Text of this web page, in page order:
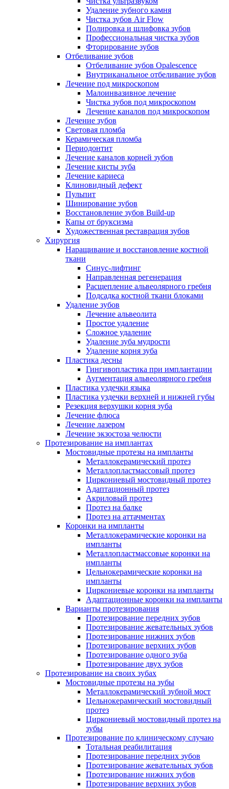
Удаление зубного камня
Чистка зубов Air Flow
Полировка и шлифовка зубов
Профессиональная чистка зубов
Фторирование зубов
Отбеливание зубов
Отбеливание зубов Opalescence
Внутриканальное отбеливание зубов
Лечение под микроскопом
Малоинвазивное лечение
Чистка зубов под микроскопом
Лечение каналов под микроскопом
Лечение зубов
Световая пломба
Керамическая пломба
Периодонтит
Лечение каналов корней зубов
Лечение кисты зуба
Лечение кариеса
Клиновидный дефект
Пульпит
Шинирование зубов
Восстановление зубов Build-up
Капы от бруксизма
Художественная реставрация зубов
Хирургия
Наращивание и восстановление костной
ткани
Синус-лифтинг
Направленная регенерация
Расщепление альвеолярного гребня
Подсадка костной ткани блоками
Удаление зубов
Лечение альвеолита
Простое удаление
Сложное удаление
Удаление зуба мудрости
Удаление корня зуба
Пластика десны
Гингивопластика при имплантации
Аугментация альвеолярного гребня
Пластика уздечки языка
Пластика уздечки верхней и нижней губы
Резекция верхушки корня зуба
Лечение флюса
Лечение лазером
Лечение экзостоза челюсти
Протезирование на имплантах
Мостовидные протезы на импланты
Металлокерамический протез
Металлопластмассовый протез
Циркониевый мостовидный протез
Адаптационный протез
Акриловый протез
Протез на балке
Протез на аттачментах
Коронки на импланты
Металлокерамические коронки на
импланты
Металлопластмассовые коронки на
импланты
Цельнокерамические коронки на
импланты
Циркониевые коронки на импланты
Адаптационные коронки на импланты
Варианты протезирования
Протезирование передних зубов
Протезирование жевательных зубов
Протезирование нижних зубов
Протезирование верхних зубов
Протезирование одного зуба
Протезирование двух зубов
Протезирование на своих зубах
Мостовидные протезы на зубы
Металлокерамический зубной мост
Цельнокерамический мостовидный
протез
Циркониевый мостовидный протез на
зубы
Протезирование по клиническому случаю
Тотальная реабилитация
Протезирование передних зубов
Протезирование жевательных зубов
Протезирование нижних зубов
Протезирование верхних зубов